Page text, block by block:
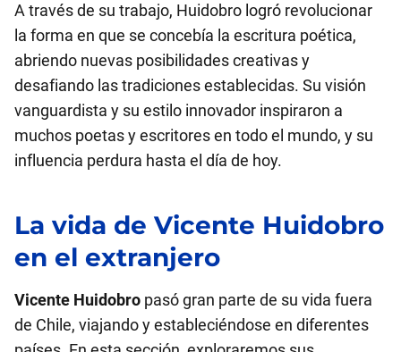
A través de su trabajo, Huidobro logró revolucionar
la forma en que se concebía la escritura poética,
abriendo nuevas posibilidades creativas y
desafiando las tradiciones establecidas. Su visión
vanguardista y su estilo innovador inspiraron a
muchos poetas y escritores en todo el mundo, y su
influencia perdura hasta el día de hoy.
La vida de Vicente Huidobro
en el extranjero
Vicente Huidobro pasó gran parte de su vida fuera
de Chile, viajando y estableciéndose en diferentes